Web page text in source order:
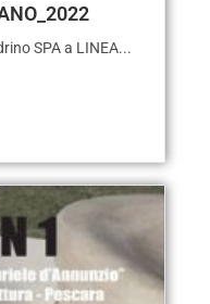
SPA a LINEA...